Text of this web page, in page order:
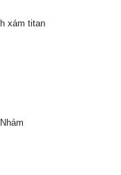
xám titan